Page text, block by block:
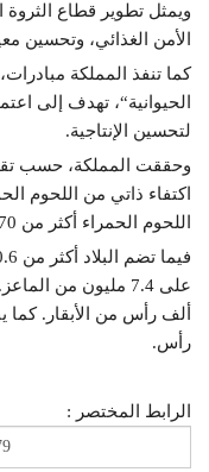
ويمثل تطوير قطاع الثروة
الأمن الغذائي، وتحسين
كما تنفذ المملكة
الحيوانية“، تهدف إلى
لتحسين الإنتاجية.
وحققت المملكة، حسب
اللحوم الحمراء أكثر من 270 ألف طن خلال 2023.
رأس.
الرابط المختصر :